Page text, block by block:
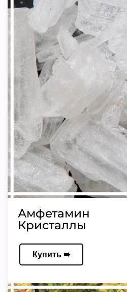
Амфетамин
Кристаллы
Купить ➠